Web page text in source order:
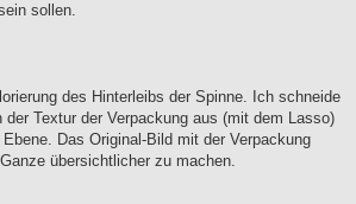
sollen.
des Hinterleibs der Spinne. Ich schneide
Textur der Verpackung aus (mit dem Lasso)
Das Original-Bild mit der Verpackung
übersichtlicher zu machen.